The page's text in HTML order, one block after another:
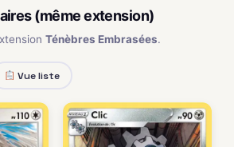
(même extension)
Ténèbres Embrasées.
Vue liste